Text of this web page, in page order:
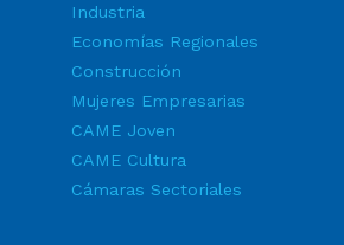
Industria
Economías Regionales
Construcción
Mujeres Empresarias
CAME Joven
CAME Cultura
Cámaras Sectoriales